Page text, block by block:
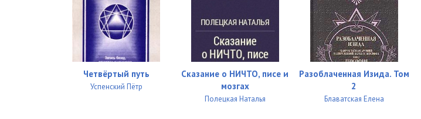
Четвёртый путь
Успенский Пётр
Сказание о НИЧТО, писе и
мозгах
Полецкая Наталья
Разоблаченная Изида. Том
2
Блаватская Елена